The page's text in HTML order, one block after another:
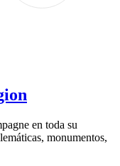
en toda su
monumentos,